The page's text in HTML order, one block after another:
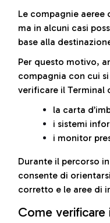
Le compagnie aeree
ma in alcuni casi
base alla
Per questo motivo,
compagnia con cui
verificare il Terminal
la carta
i sistemi
i monitor
Durante il percorso
consente di
corretto e le aree di
Come